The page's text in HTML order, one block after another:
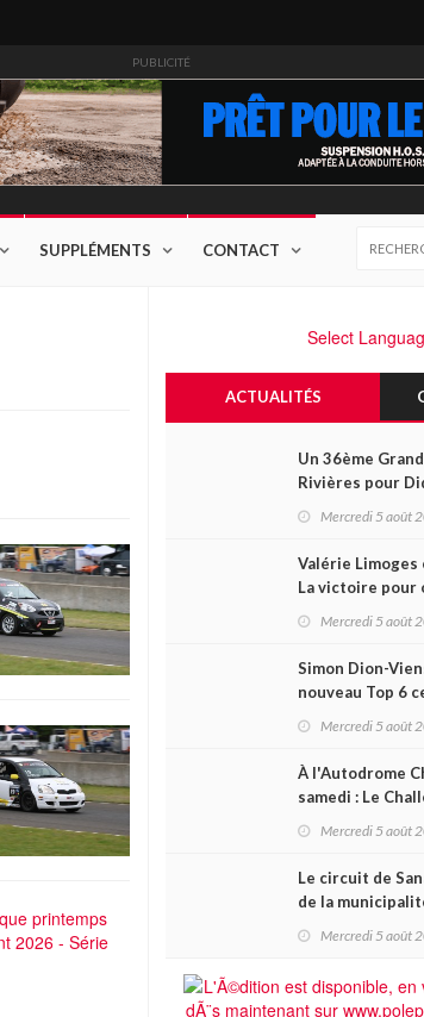
PUBLICITÉ
SUPPLÉMENTS CONTACT
Select
ACTUALITÉS
Un 36ème
Rivières pour
et une première
Mercredi 5 août
Valérie Limoges
La victoire pour
dans trois
Mercredi 5 août
Simon Dion-
nouveau Top 6
GP3R, en série
Mercredi 5 août
À l'Autodrome
samedi : Le
200 pourrait
Mercredi 5 août
Le circuit de
de la
être rayé de la
Mercredi 5 août